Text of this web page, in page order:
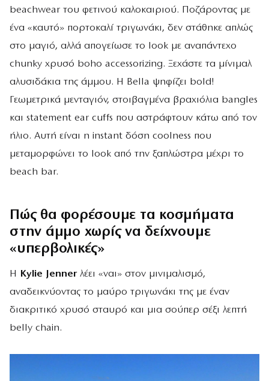
beachwear του φετινού καλοκαιριού. Ποζάροντας με
ένα «καυτό» πορτοκαλί τριγωνάκι, δεν στάθηκε απλώς
στο μαγιό, αλλά απογείωσε το look με αναπάντεχο
chunky χρυσό boho accessorizing. Ξεχάστε τα μίνιμαλ
αλυσιδάκια της άμμου. Η Bella ψηφίζει bold!
Γεωμετρικά μενταγιόν, στοιβαγμένα βραχιόλια bangles
και statement ear cuffs που αστράφτουν κάτω από τον
ήλιο. Αυτή είναι η instant δόση coolness που
μεταμορφώνει το look από την ξαπλώστρα μέχρι το
beach bar.
Πώς θα φορέσουμε τα κοσμήματα
στην άμμο χωρίς να δείχνουμε
«υπερβολικές»
Η Kylie Jenner λέει «ναι» στον μινιμαλισμό,
αναδεικνύοντας το μαύρο τριγωνάκι της με έναν
διακριτικό χρυσό σταυρό και μια σούπερ σέξι λεπτή
belly chain.